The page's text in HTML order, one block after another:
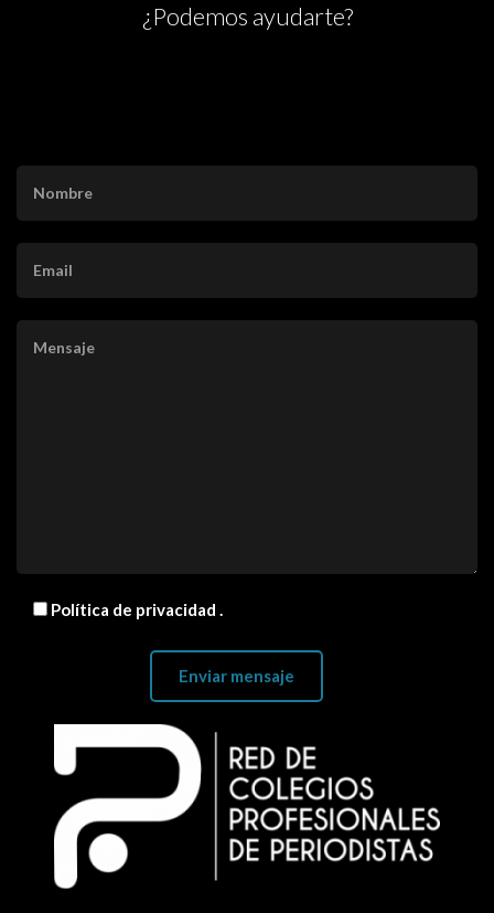
¿Podemos ayudarte?
Política de privacidad .